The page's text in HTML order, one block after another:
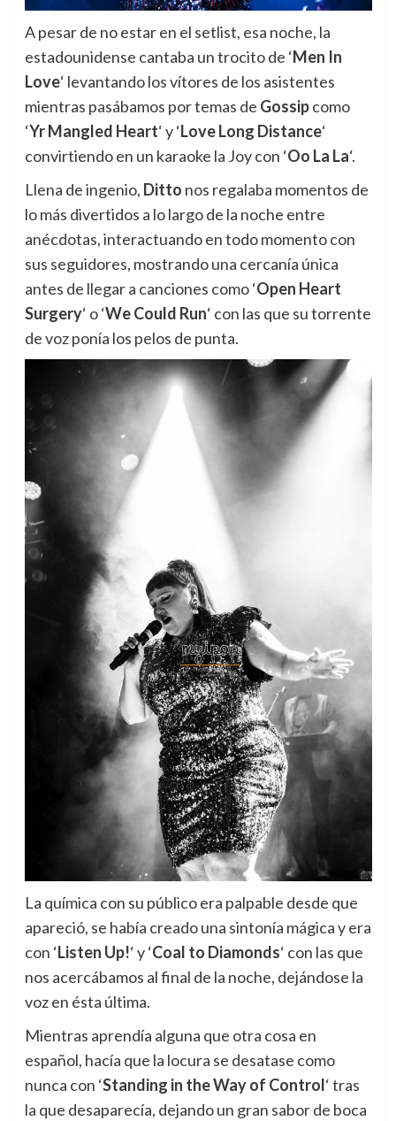
A pesar de no estar en el setlist, esa noche, la
estadounidense cantaba un trocito de ‘Men In
Love‘ levantando los vítores de los asistentes
mientras pasábamos por temas de Gossipcomo
‘Yr Mangled Heart‘ y ‘Love Long Distance‘
convirtiendo en un karaoke la Joy con ‘Oo La La‘.
Llena de ingenio, Ditto nos regalaba momentos de
lo más divertidos a lo largo de la noche entre
anécdotas, interactuando en todo momento con
sus seguidores, mostrando una cercanía única
antes de llegar a canciones como ‘Open Heart
Surgery‘ o ‘We Could Run‘ con las que su torrente
de voz ponía los pelos de punta.
La química con su público era palpable desde que
apareció, se había creado una sintonía mágica y era
con ‘Listen Up!‘ y ‘Coal to Diamonds‘ con las que
nos acercábamos al final de la noche, dejándose la
voz en ésta última.
Mientras aprendía alguna que otra cosa en
español, hacía que la locura se desatase como
nunca con ‘Standing in the Way of Control‘ tras
la que desaparecía, dejando un gran sabor de boca